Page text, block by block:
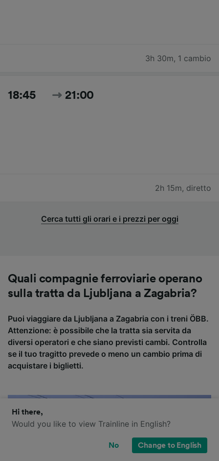
3h 30m, 1 cambio
18:45 21:00
2h 15m, diretto
Cerca tutti gli orari e i prezzi per oggi
Quali compagnie ferroviarie operano
sulla tratta da Ljubljana a Zagabria?
Puoi viaggiare da Ljubljana a Zagabria con i treni ÖBB.
Attenzione: è possibile che la tratta sia servita da
diversi operatori e che siano previsti cambi. Controlla
se il tuo tragitto prevede o meno un cambio prima di
acquistare i biglietti.
Hi there,
Would you like to view Trainline in English?
No Change to English